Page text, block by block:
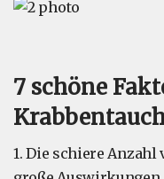
7 schöne
1. Die schiere